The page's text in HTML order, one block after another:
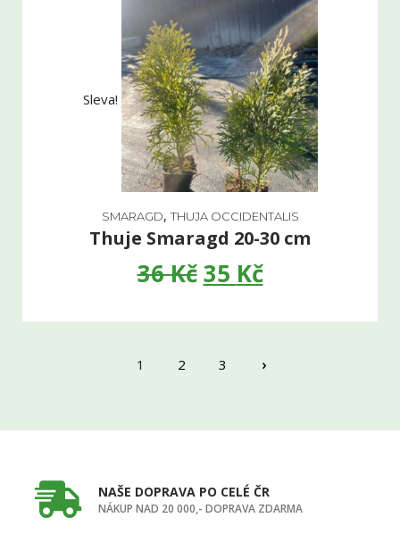
Sleva!
SMARAGD, THUJA OCCIDENTALIS
Thuje Smaragd 20-30 cm
36Kč 35 Kč
1 2 3 ›
NAŠE DOPRAVA PO CELÉ ČR
NÁKUP NAD 20 000,- DOPRAVA ZDARMA